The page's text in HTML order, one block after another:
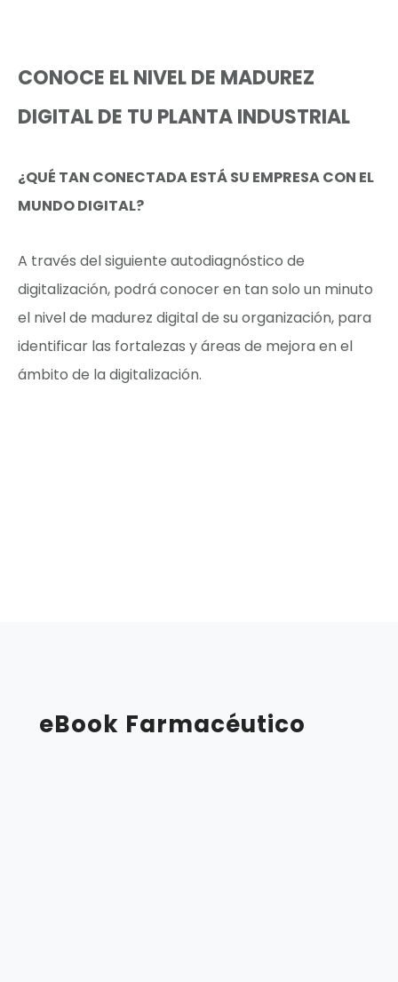
CONOCE EL NIVEL DE MADUREZ
DIGITAL DE TU PLANTA INDUSTRIAL
¿QUÉ TAN CONECTADA ESTÁ SU EMPRESA CON EL
MUNDO DIGITAL?
A través del siguiente autodiagnóstico de
digitalización, podrá conocer en tan solo un minuto
el nivel de madurez digital de su organización, para
identificar las fortalezas y áreas de mejora en el
ámbito de la digitalización.
eBook Farmacéutico